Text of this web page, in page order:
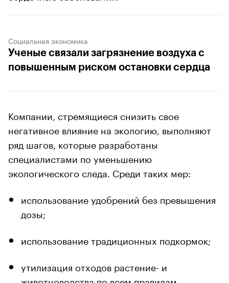
Социальная экономика
Ученые связали загрязнение воздуха с
повышенным риском остановки сердца
Компании, стремящиеся снизить свое
негативное влияние на экологию, выполняют
ряд шагов, которые разработаны
специалистами по уменьшению
экологического следа. Среди таких мер:
использование удобрений без превышения
дозы;
использование традиционных подкормок;
утилизация отходов растение- и